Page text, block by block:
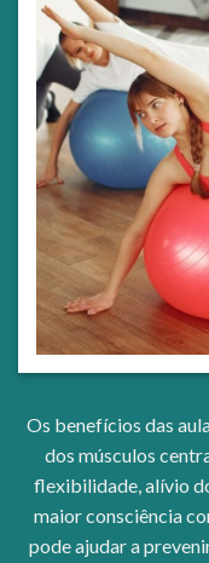
Os benefícios das
dos músculos
flexibilidade, alívio
maior consciência
pode ajudar a